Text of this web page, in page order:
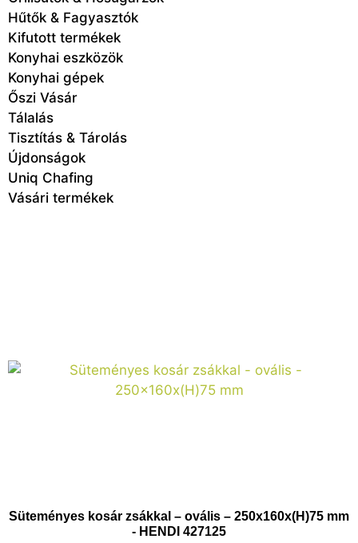
Hűtők & Fagyasztók
Kifutott termékek
Konyhai eszközök
Konyhai gépek
Őszi Vásár
Tálalás
Tisztítás & Tárolás
Újdonságok
Uniq Chafing
Vásári termékek
Süteményes kosár zsákkal – ovális – 250x160x(H)75 mm
- HENDI 427125